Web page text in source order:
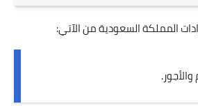
المملكة السعودية من الآتي: